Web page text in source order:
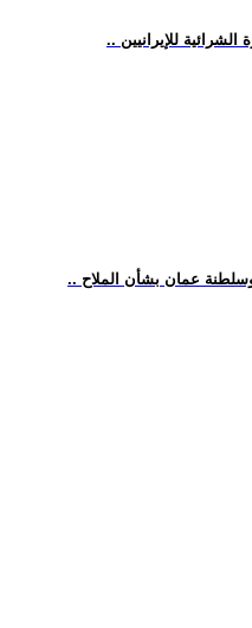
للإيرانيين
عمان بشأن الملاح